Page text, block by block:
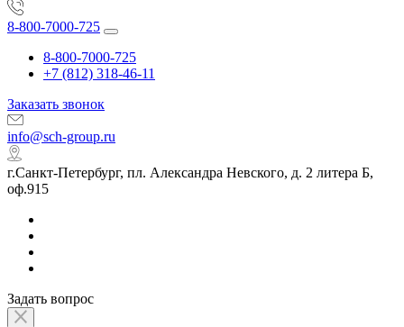
8-800-7000-725
8-800-7000-725
+7 (812) 318-46-11
Заказать звонок
info@sch-group.ru
г.Санкт-Петербург, пл. Александра Невского, д. 2 литера Б,
оф.915
Задать вопрос